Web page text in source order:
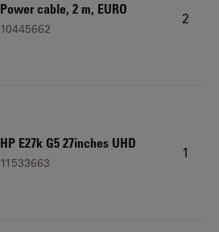
Power cable, 2 m, EURO
10445662
2
HP E27k G5 27inches UHD
11533663
1